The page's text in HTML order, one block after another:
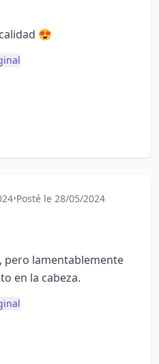
😍
•Posté le 28/05/2024
pero lamentablemente
en la cabeza.